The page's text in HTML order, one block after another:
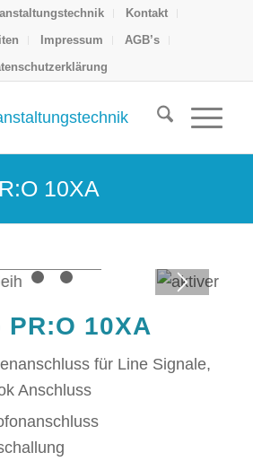
Kontakt
Impressum
AGB’s
10XA
10 XA
10XA
für Line Signale,
Anschluss